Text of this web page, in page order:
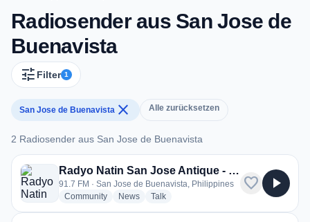
Radiosender aus San Jose de
Buenavista
tune Filter 1
San Jose de Buenavista close Alle zurücksetzen
2 Radiosender aus San Jose de Buenavista
2 Radiosender aus San Jose de Buenavista
Radyo Natin San Jose Antique - DYRS
91.7 FM · San Jose de Buenavista, Philippines
Communityradio stations
Newsradio stations
Talkradio stations
favorite play_arrow